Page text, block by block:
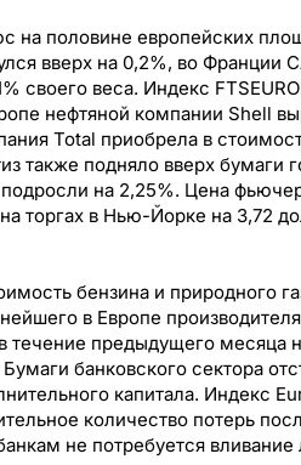
на половине европейских
вверх на 0,2%, во Франции
своего веса. Индекс
нефтяной компании Shell
Total приобрела в
также подняло вверх бумаги
на 2,25%. Цена
торгах в Нью-Йорке на 3,72
бензина и природного
в Европе
течение предыдущего месяца
банковского сектора
капитала. Индекс
количество потерь
не потребуется вливание